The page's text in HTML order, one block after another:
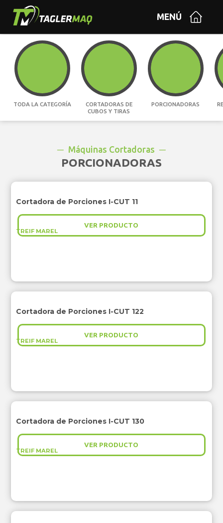
MENÚ
TODA LA CATEGORÍA
CORTADORAS DE
CUBOS Y TIRAS
PORCIONADORAS
Máquinas Cortadoras
PORCIONADORAS
TREIF MAREL
Cortadora de Porciones I-CUT 11
VER PRODUCTO
TREIF MAREL
Cortadora de Porciones I-CUT 122
VER PRODUCTO
TREIF MAREL
Cortadora de Porciones I-CUT 130
VER PRODUCTO